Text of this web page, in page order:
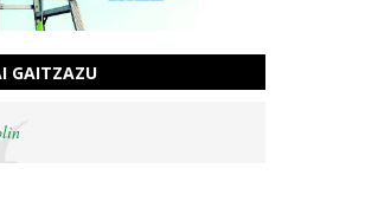
GAITZAZU